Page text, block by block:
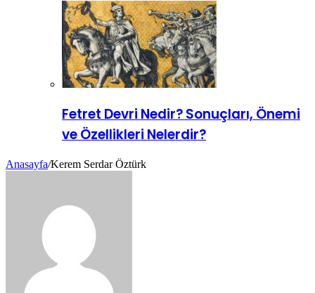
Fetret Devri Nedir? Sonuçları, Önemi
ve Özellikleri Nelerdir?
Anasayfa/Kerem Serdar Öztürk